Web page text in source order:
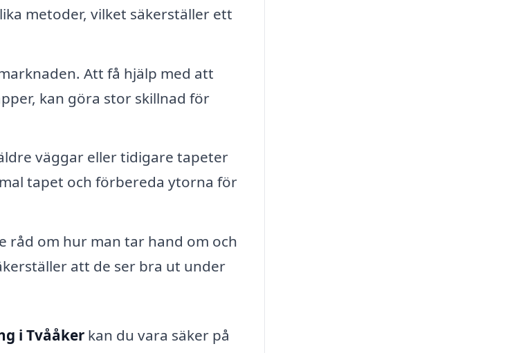
metoder, vilket säkerställer ett
Att få hjälp med att
kan göra stor skillnad för
väggar eller tidigare tapeter
tapet och förbereda ytorna för
råd om hur man tar hand om och
att de ser bra ut under
i Tvååker kan du vara säker på